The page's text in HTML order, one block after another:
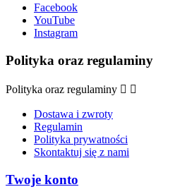
Facebook
YouTube
Instagram
Polityka oraz regulaminy
Polityka oraz regulaminy  
Dostawa i zwroty
Regulamin
Polityka prywatności
Skontaktuj się z nami
Twoje konto